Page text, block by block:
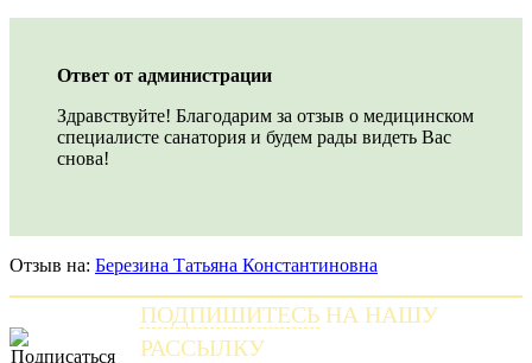
Ответ от администрации
Здравствуйте! Благодарим за отзыв о медицинском
специалисте санатория и будем рады видеть Вас
снова!
Отзыв на: Березина Татьяна Константиновна
ПОДПИШИТЕСЬ НА НАШУ
РАССЫЛКУ